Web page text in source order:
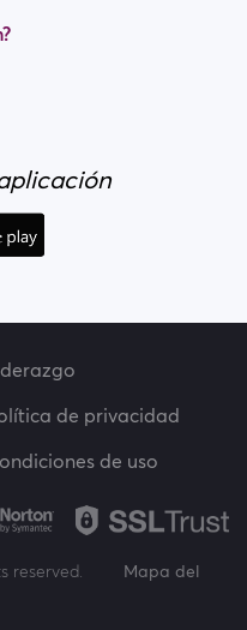
de privacidad
de uso
reserved.
Mapa del